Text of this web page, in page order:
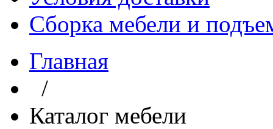
Сборка мебели и
Главная
/
Каталог мебели